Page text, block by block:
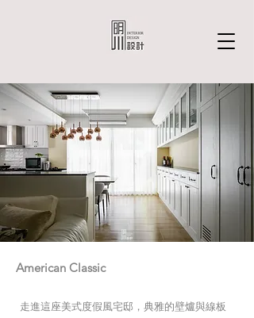
American Classic
走進這座美式度假風宅邸，典雅的壁爐與線板